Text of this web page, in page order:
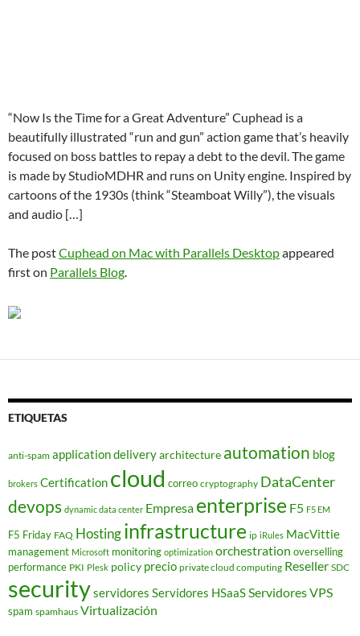
“Now Is the Time for a Great Adventure” Cuphead is a
beautifully illustrated “run and gun” action game that’s heavily
focused on boss battles to repay a debt to the devil. The game
is made by StudioMDHR and runs on Unity engine. Inspired by
cartoons of the 1930s (think “Steamboat Willy”), the visuals
and audio […]
The postCuphead on Mac with Parallels Desktopappeared
first on Parallels Blog.
ETIQUETAS
anti-spam application deliveryarchitecture automation blog
brokers Certification cloud correo cryptography DataCenter
devops dynamic data center Empresa enterprise F5 F5 EM
F5 Friday FAQ Hostinginfrastructure ip iRules MacVittie
management Microsoft monitoring optimization orchestration overselling
performance PKI Plesk policy precio private cloud computing Reseller SDC
securityservidores Servidores HSaaSServidores VPS
spam spamhaus Virtualización